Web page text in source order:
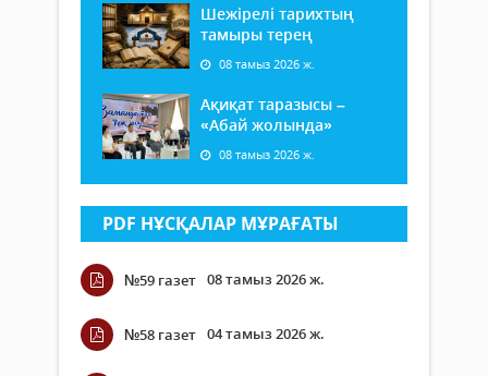
Шежірелі тарихтың
тамыры терең
08 тамыз 2026 ж.
Ақиқат таразысы –
«Абай жолында»
08 тамыз 2026 ж.
PDF НҰСҚАЛАР МҰРАҒАТЫ
№59 газет 08 тамыз 2026 ж.
№58 газет 04 тамыз 2026 ж.